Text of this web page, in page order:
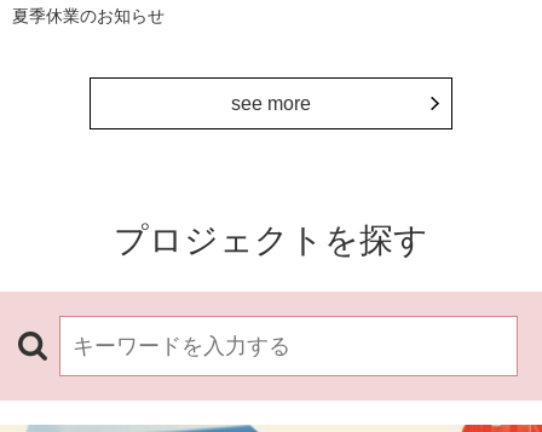
夏季休業のお知らせ
see more
プロジェクトを探す